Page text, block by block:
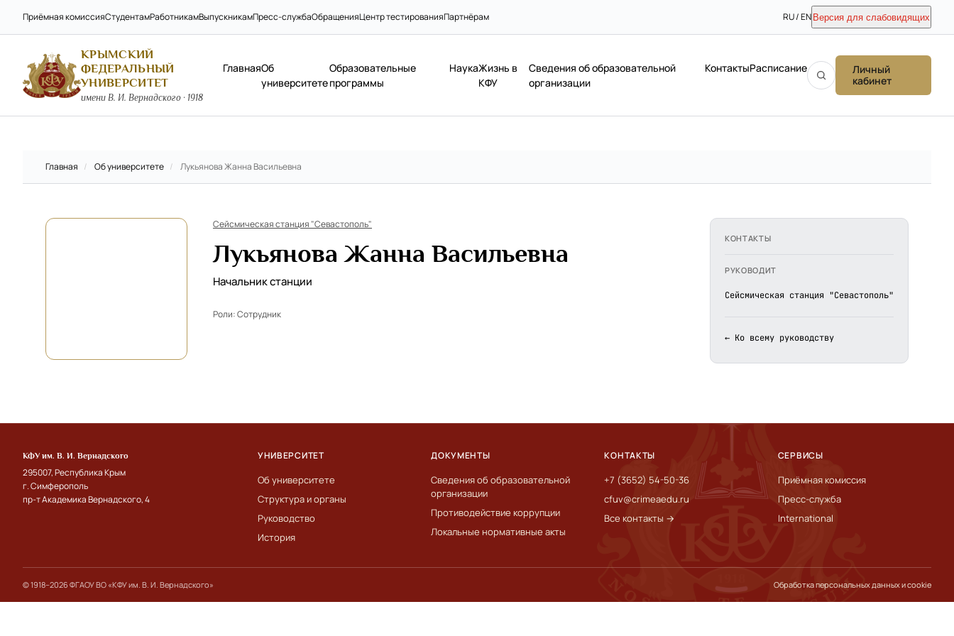
Приёмная комиссияСтудентамРаботникамВыпускникамПресс-службаОбращенияЦентр тестированияПартнёрам RU / EN Версия для слабовидящих
КРЫМСКИЙ
ФЕДЕРАЛЬНЫЙ
УНИВЕРСИТЕТ
имени В. И. Вернадского · 1918
ГлавнаяОб
университете
Образовательные
программы
НаукаЖизнь в
КФУ
Сведения об образовательной
организации
КонтактыРасписание
Личный
кабинет
Главная / Об университете / Лукьянова Жанна Васильевна
Сейсмическая станция "Севастополь"
Лукьянова Жанна Васильевна
Начальник станции
Роли:Сотрудник
КОНТАКТЫ
РУКОВОДИТ
Сейсмическая станция "Севастополь"
← Ко всему руководству
КФУ им. В. И. Вернадского
295007, Республика Крым
г. Симферополь
пр-т Академика Вернадского, 4
УНИВЕРСИТЕТ
Об университете
Структура и органы
Руководство
История
ДОКУМЕНТЫ
Сведения об образовательной
организации
Противодействие коррупции
Локальные нормативные акты
КОНТАКТЫ
+7 (3652) 54-50-36
cfuv@crimeaedu.ru
Все контакты →
СЕРВИСЫ
Приёмная комиссия
Пресс-служба
International
© 1918–2026 ФГАОУ ВО «КФУ им. В. И. Вернадского» Обработка персональных данных и cookie